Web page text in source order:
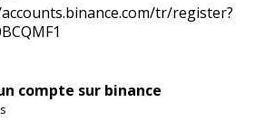
tr/register?
compte sur binance